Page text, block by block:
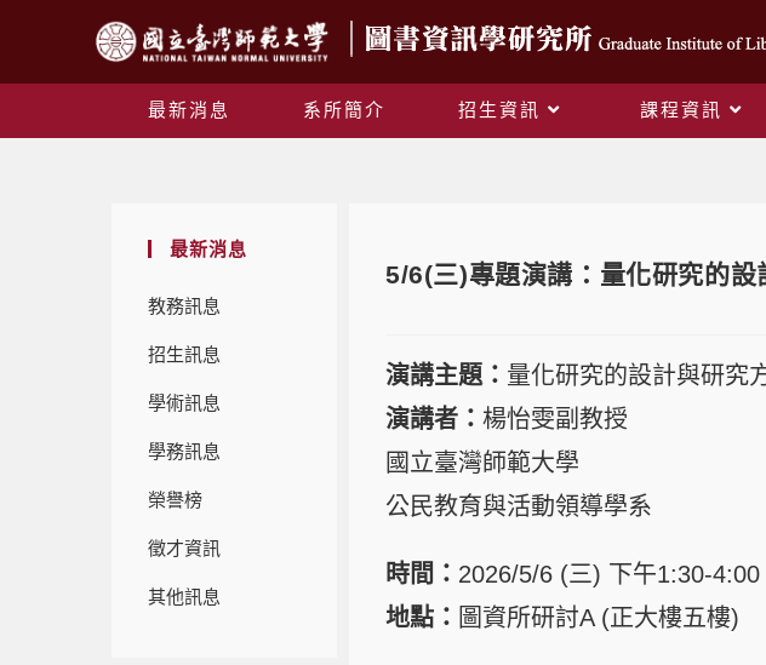
最新消息 系所簡介 招生資訊 課程資訊
最新消息
教務訊息
招生訊息
學術訊息
學務訊息
榮譽榜
徵才資訊
其他訊息
5/6(三)專題演講：量化研究的設
演講主題： 量化研究的設計與研究
演講者： 楊怡雯副教授
國立臺灣師範大學
公民教育與活動領導學系
時間： 2026/5/6 (三) 下午1:30-4:00
地點： 圖資所研討A (正大樓五樓)